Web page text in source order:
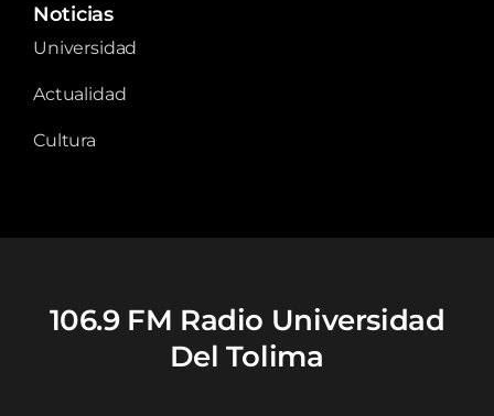
Noticias
Universidad
Actualidad
Cultura
106.9 FM Radio Universidad
Del Tolima